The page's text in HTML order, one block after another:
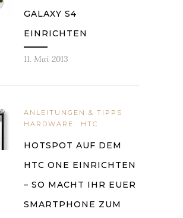
GALAXY S4
EINRICHTEN
11. Mai 2013
ANLEITUNGEN & TIPPS
HARDWARE
HTC
HOTSPOT AUF DEM
HTC ONE EINRICHTEN
– SO MACHT IHR EUER
SMARTPHONE ZUM